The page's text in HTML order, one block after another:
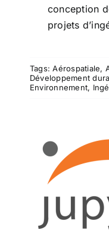
conception
projets
Tags:Aérospatiale,
Développement
Environnement,